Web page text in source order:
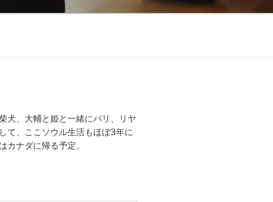
犬、大輔と姫と一緒にパリ、リヤ
て、ここソウル生活もほぼ3年に
カナダに帰る予定。